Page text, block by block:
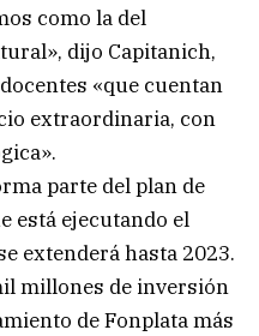
como la del
dijo Capitanich,
«que cuentan
extraordinaria, con
parte del plan de
está ejecutando el
extenderá hasta 2023.
millones de inversión
de Fonplata más